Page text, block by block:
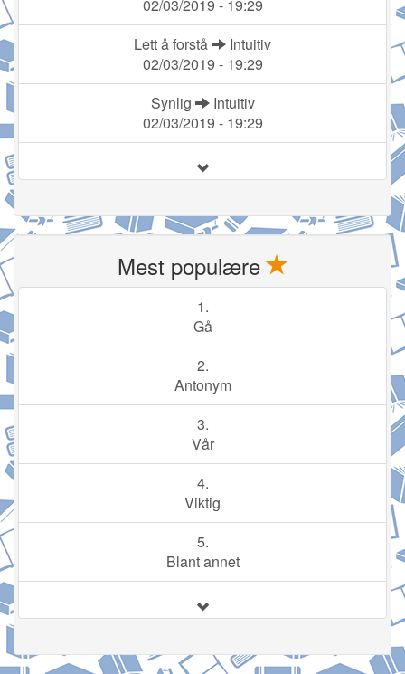
02/03/2019 - 19:29
Lett å forstå
Intuitiv
02/03/2019 - 19:29
Synlig
Intuitiv
02/03/2019 - 19:29
Mest populære
1.
Gå
2.
Antonym
3.
Vår
4.
Viktig
5.
Blant annet